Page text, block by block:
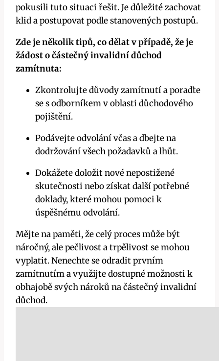
pokusili tuto situaci řešit. Je důležité zachovat
klid a postupovat podle stanovených postupů.
Zde je několik tipů, co dělat v případě, že je
žádost o částečný invalidní důchod
zamítnuta:
Zkontrolujte důvody zamítnutí a poraďte
se s odborníkem v oblasti důchodového
pojištění.
Podávejte odvolání včas a dbejte na
dodržování všech požadavků a lhůt.
Dokážete doložit nové nepostižené
skutečnosti nebo získat další potřebné
doklady, které mohou pomoci k
úspěšnému odvolání.
Mějte na paměti, že celý proces může být
náročný, ale pečlivost a trpělivost se mohou
vyplatit. Nenechte se odradit prvním
zamítnutím a využijte dostupné možnosti k
obhajobě svých nároků na částečný invalidní
důchod.